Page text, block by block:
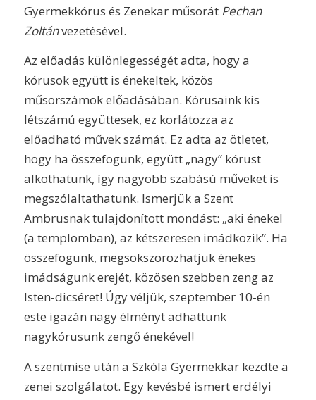
Gyermekkórus és Zenekar műsorát Pechan
Zoltánvezetésével.
Az előadás különlegességét adta, hogy a
kórusok együtt is énekeltek, közös
műsorszámok előadásában. Kórusaink kis
létszámú együttesek, ez korlátozza az
előadható művek számát. Ez adta az ötletet,
hogy ha összefogunk, együtt „nagy” kórust
alkothatunk, így nagyobb szabású műveket is
megszólaltathatunk. Ismerjük a Szent
Ambrusnak tulajdonított mondást: „aki énekel
(a templomban), az kétszeresen imádkozik”. Ha
összefogunk, megsokszorozhatjuk énekes
imádságunk erejét, közösen szebben zeng az
Isten-dicséret! Úgy véljük, szeptember 10-én
este igazán nagy élményt adhattunk
nagykórusunk zengő énekével!
A szentmise után a Szkóla Gyermekkar kezdte a
zenei szolgálatot. Egy kevésbé ismert erdélyi